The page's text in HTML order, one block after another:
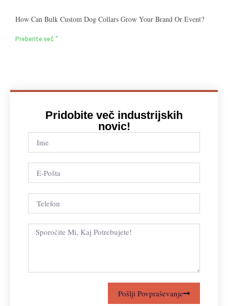
How Can Bulk Custom Dog Collars Grow Your Brand Or Event?
Preberite več "
Pridobite več industrijskih
novic!
Pošlji Povpraševanje